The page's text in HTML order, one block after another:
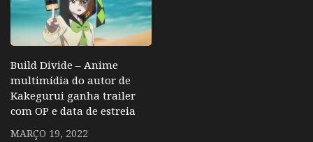
Build Divide – Anime
multimídia do autor de
Kakegurui ganha trailer
com OP e data de estreia
MARÇO 19, 2022